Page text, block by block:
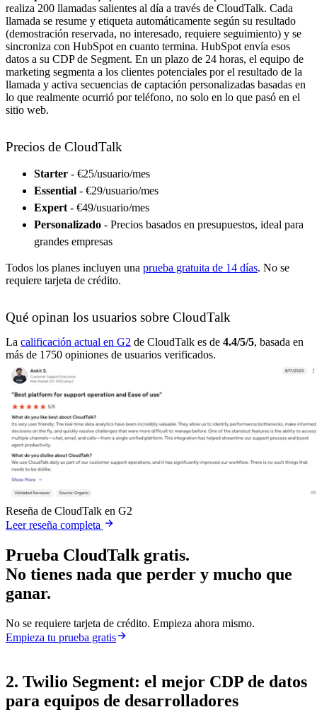
realiza 200 llamadas salientes al día a través de CloudTalk. Cada
llamada se resume y etiqueta automáticamente según su resultado
(demostración reservada, no interesado, requiere seguimiento) y se
sincroniza con HubSpot en cuanto termina. HubSpot envía esos
datos a su CDP de Segment. En un plazo de 24 horas, el equipo de
marketing segmenta a los clientes potenciales por el resultado de la
llamada y activa secuencias de captación personalizadas basadas en
lo que realmente ocurrió por teléfono, no solo en lo que pasó en el
sitio web.
Precios de CloudTalk
Starter - €25/usuario/mes
Essential - €29/usuario/mes
Expert - €49/usuario/mes
Personalizado - Precios basados en presupuestos, ideal para
grandes empresas
Todos los planes incluyen una prueba gratuita de 14 días. No se
requiere tarjeta de crédito.
Qué opinan los usuarios sobre CloudTalk
La calificación actual en G2 de CloudTalk es de 4.4/5/5, basada en
más de 1750 opiniones de usuarios verificados.
Reseña de CloudTalk en G2
Leer reseña completa
Prueba CloudTalk gratis.
No tienes nada que perder y mucho que
ganar.
No se requiere tarjeta de crédito. Empieza ahora mismo.
Empieza tu prueba gratis
2. Twilio Segment: el mejor CDP de datos
para equipos de desarrolladores